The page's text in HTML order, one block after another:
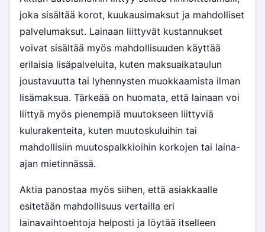
joka sisältää korot, kuukausimaksut ja mahdolliset
palvelumaksut. Lainaan liittyvät kustannukset
voivat sisältää myös mahdollisuuden käyttää
erilaisia lisäpalveluita, kuten maksuaikataulun
joustavuutta tai lyhennysten muokkaamista ilman
lisämaksua. Tärkeää on huomata, että lainaan voi
liittyä myös pienempiä muutokseen liittyviä
kulurakenteita, kuten muutoskuluihin tai
mahdollisiin muutospalkkioihin korkojen tai laina-
ajan mietinnässä.
Aktia panostaa myös siihen, että asiakkaalle
esitetään mahdollisuus vertailla eri
lainavaihtoehtoja helposti ja löytää itselleen